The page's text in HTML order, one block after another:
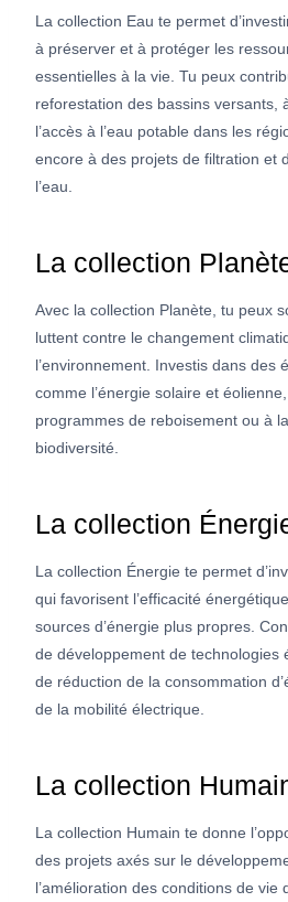
La collection Eau te permet
à préserver et à protéger les
essentielles à la vie. Tu peux
reforestation des bassins versants,
l’accès à l’eau potable dans les
encore à des projets de filtration et
l’eau.
La collection
Avec la collection Planète, tu peux
luttent contre le changement
l’environnement. Investis dans des
comme l’énergie solaire et
programmes de reboisement ou à
biodiversité.
La collection
La collection Énergie te permet
qui favorisent l’efficacité
sources d’énergie plus propres.
de développement de technologies
de réduction de la consommation
de la mobilité électrique.
La collection
La collection Humain te donne
des projets axés sur le
l’amélioration des conditions de vie